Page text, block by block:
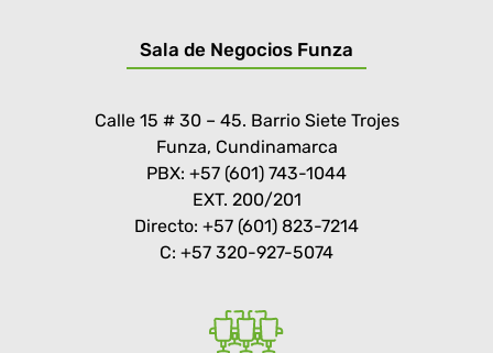
Sala de Negocios Funza
Calle 15 # 30 – 45. Barrio Siete Trojes
Funza, Cundinamarca
PBX: +57 (601) 743-1044
EXT. 200/201
Directo: +57 (601) 823-7214
C: +57 320-927-5074